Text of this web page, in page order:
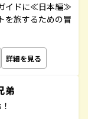
イドに≪日本編≫
を旅するための冒
詳細を見る
弟